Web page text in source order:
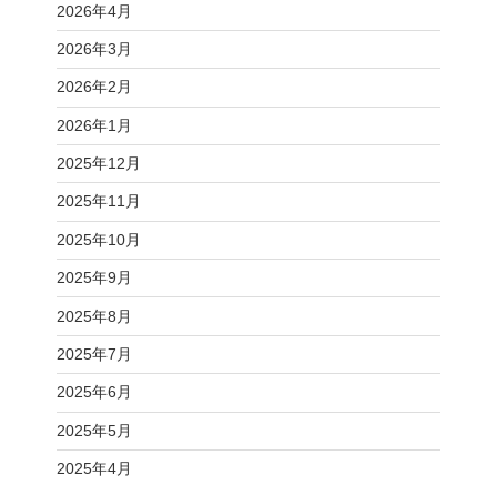
2026年4月
2026年3月
2026年2月
2026年1月
2025年12月
2025年11月
2025年10月
2025年9月
2025年8月
2025年7月
2025年6月
2025年5月
2025年4月